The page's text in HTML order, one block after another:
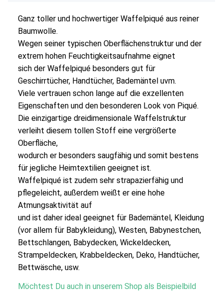
Ganz toller und hochwertiger Waffelpiqué aus reiner
Baumwolle.
Wegen seiner typischen Oberflächenstruktur und der
extrem hohen Feuchtigkeitsaufnahme eignet
sich der Waffelpiqué besonders gut für
Geschirrtücher, Handtücher, Bademäntel uvm.
Viele vertrauen schon lange auf die exzellenten
Eigenschaften und den besonderen Look von Piqué.
Die einzigartige dreidimensionale Waffelstruktur
verleiht diesem tollen Stoff eine vergrößerte
Oberfläche,
wodurch er besonders saugfähig und somit bestens
für jegliche Heimtextilien geeignet ist.
Waffelpiqué ist zudem sehr strapazierfähig und
pflegeleicht, außerdem weißt er eine hohe
Atmungsaktivität auf
und ist daher ideal geeignet für Bademäntel, Kleidung
(vor allem für Babykleidung), Westen, Babynestchen,
Bettschlangen, Babydecken, Wickeldecken,
Strampeldecken, Krabbeldecken, Deko, Handtücher,
Bettwäsche, usw.
Möchtest Du auch in unserem Shop als Beispielbild